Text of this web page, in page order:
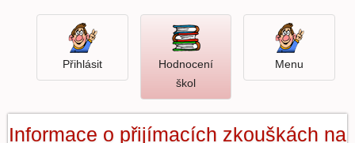
Menu
Hodnocení
školOtevři
hodnocení
PřihlásitPřihlásit
Informace o přijímacích zkouškách na